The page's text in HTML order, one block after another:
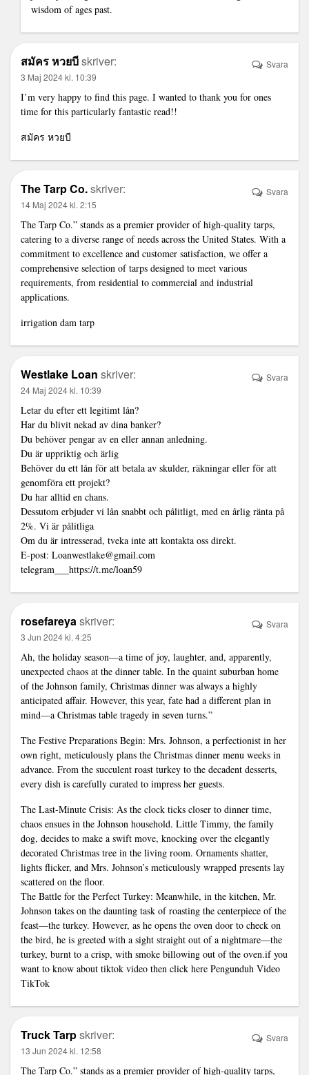
wisdom of ages past.
สมัคร หวยบีskriver:
3 Maj 2024 kl. 10:39
I’m very happy to find this page. I wanted to thank you for ones
time for this particularly fantastic read!!
สมัคร หวยบี
Svara
The Tarp Co.skriver:
14 Maj 2024 kl. 2:15
The Tarp Co.” stands as a premier provider of high-quality tarps,
catering to a diverse range of needs across the United States. With a
commitment to excellence and customer satisfaction, we offer a
comprehensive selection of tarps designed to meet various
requirements, from residential to commercial and industrial
applications.
irrigation dam tarp
Svara
Westlake Loan skriver:
24 Maj 2024 kl. 10:39
Letar du efter ett legitimt lån?
Har du blivit nekad av dina banker?
Du behöver pengar av en eller annan anledning.
Du är uppriktig och ärlig
Behöver du ett lån för att betala av skulder, räkningar eller för att
genomföra ett projekt?
Du har alltid en chans.
Dessutom erbjuder vi lån snabbt och pålitligt, med en årlig ränta på
2%. Vi är pålitliga
Om du är intresserad, tveka inte att kontakta oss direkt.
E-post: Loanwestlake@gmail.com
telegram___https://t.me/loan59
Svara
rosefareyaskriver:
3 Jun 2024 kl. 4:25
Ah, the holiday season—a time of joy, laughter, and, apparently,
unexpected chaos at the dinner table. In the quaint suburban home
of the Johnson family, Christmas dinner was always a highly
anticipated affair. However, this year, fate had a different plan in
mind—a Christmas table tragedy in seven turns.”
The Festive Preparations Begin: Mrs. Johnson, a perfectionist in her
own right, meticulously plans the Christmas dinner menu weeks in
advance. From the succulent roast turkey to the decadent desserts,
every dish is carefully curated to impress her guests.
The Last-Minute Crisis: As the clock ticks closer to dinner time,
chaos ensues in the Johnson household. Little Timmy, the family
dog, decides to make a swift move, knocking over the elegantly
decorated Christmas tree in the living room. Ornaments shatter,
lights flicker, and Mrs. Johnson’s meticulously wrapped presents lay
scattered on the floor.
The Battle for the Perfect Turkey: Meanwhile, in the kitchen, Mr.
Johnson takes on the daunting task of roasting the centerpiece of the
feast—the turkey. However, as he opens the oven door to check on
the bird, he is greeted with a sight straight out of a nightmare—the
turkey, burnt to a crisp, with smoke billowing out of the oven.if you
want to know about tiktok video then click here Pengunduh Video
TikTok
Svara
Truck Tarpskriver:
13 Jun 2024 kl. 12:58
The Tarp Co.” stands as a premier provider of high-quality tarps,
Svara